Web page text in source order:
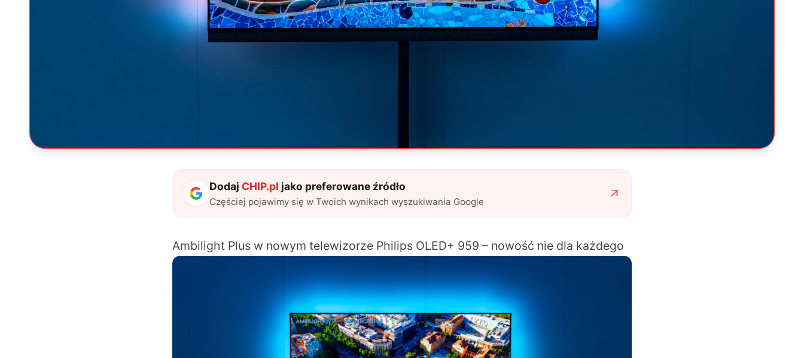
Dodaj CHIP.pl jako preferowane źródło
Częściej pojawimy się w Twoich wynikach wyszukiwania Google
Ambilight Plus w nowym telewizorze Philips OLED+ 959 – nowość nie dla każdego